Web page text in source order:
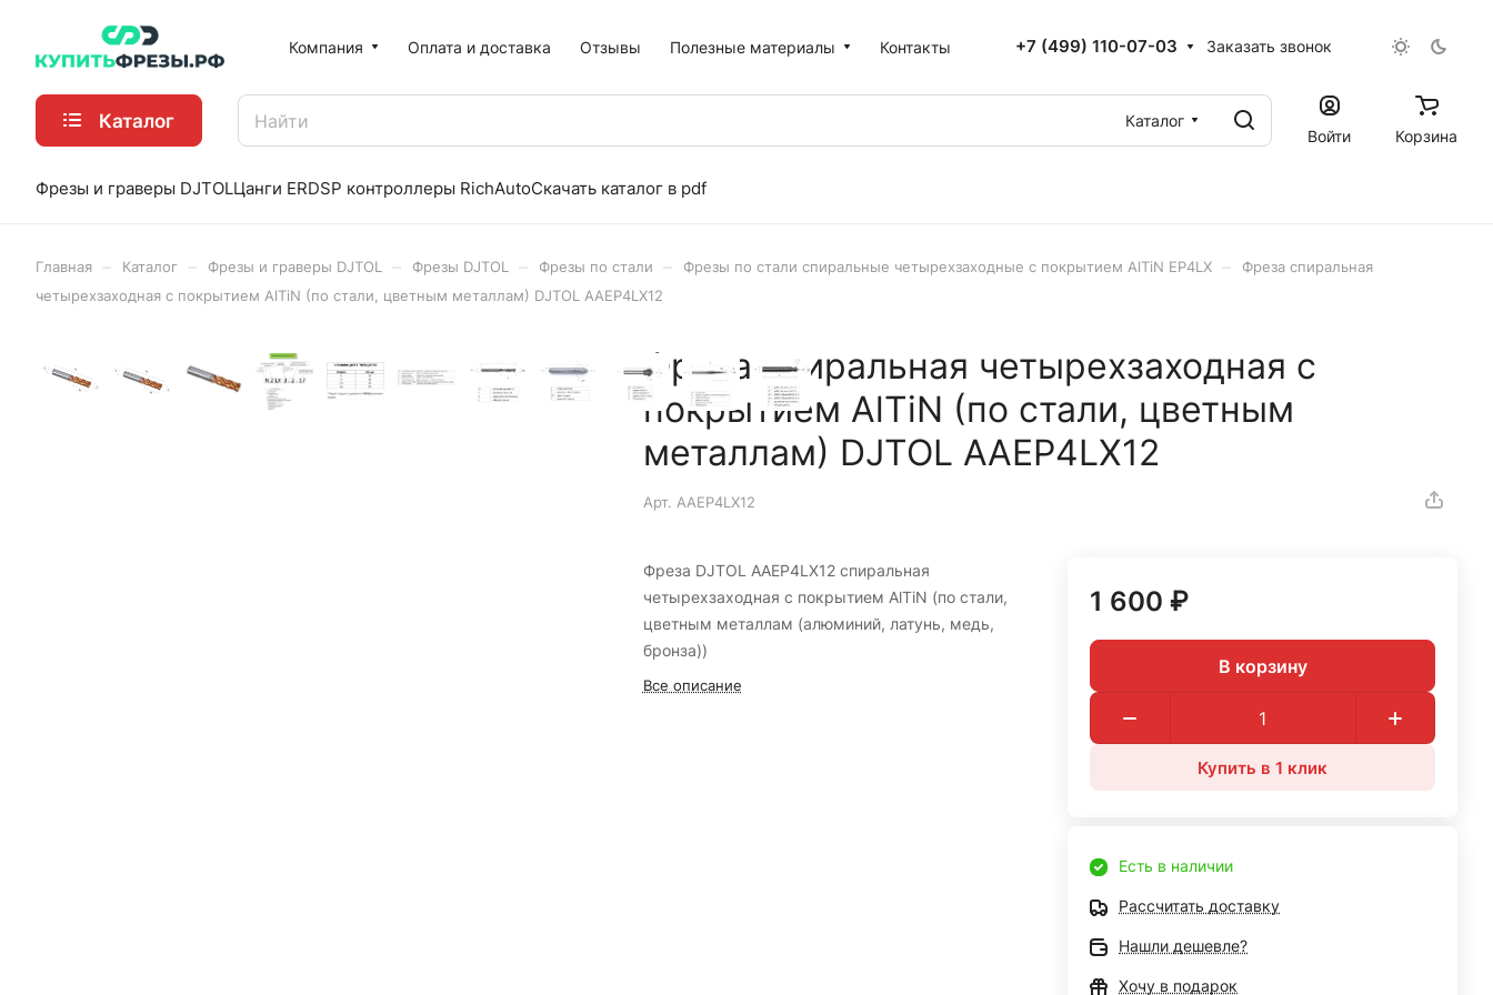
Компания Оплата и доставка Отзывы Полезные материалы Контакты +7 (499) 110-07-03 Заказать звонок
Каталог
Каталог
Войти
Корзина
Фрезы и граверы DJTOLЦанги ERDSP контроллеры RichAutoСкачать каталог в pdf
Главная Каталог Фрезы и граверы DJTOL Фрезы DJTOL Фрезы по стали Фрезы по стали спиральные четырехзаходные с покрытием AlTiN EP4LX
Фреза спиральная
четырехзаходная с покрытием AlTiN (по стали, цветным металлам) DJTOL AAEP4LX12
Фреза спиральная четырехзаходная с
покрытием AlTiN (по стали, цветным
металлам) DJTOL AAEP4LX12
Арт. AAEP4LX12
Фреза DJTOL AAEP4LX12 спиральная
четырехзаходная с покрытием AlTiN (по стали,
цветным металлам (алюминий, латунь, медь,
бронза))
Все описание
1 600 ₽
В корзину
Купить в 1 клик
Есть в наличии
Рассчитать доставку
Нашли дешевле?
Хочу в подарок